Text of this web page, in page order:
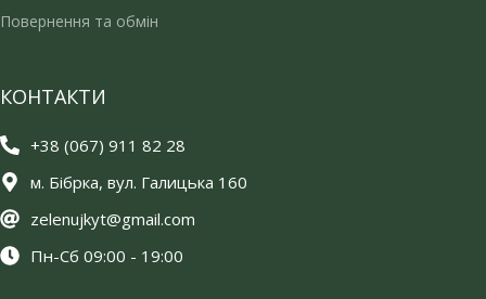
Повернення та обмін
КОНТАКТИ
+38 (067) 911 82 28
м. Бібрка, вул. Галицька 160
zelenujkyt@gmail.com
Пн-Сб 09:00 - 19:00